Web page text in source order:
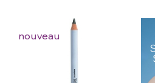
nouveau